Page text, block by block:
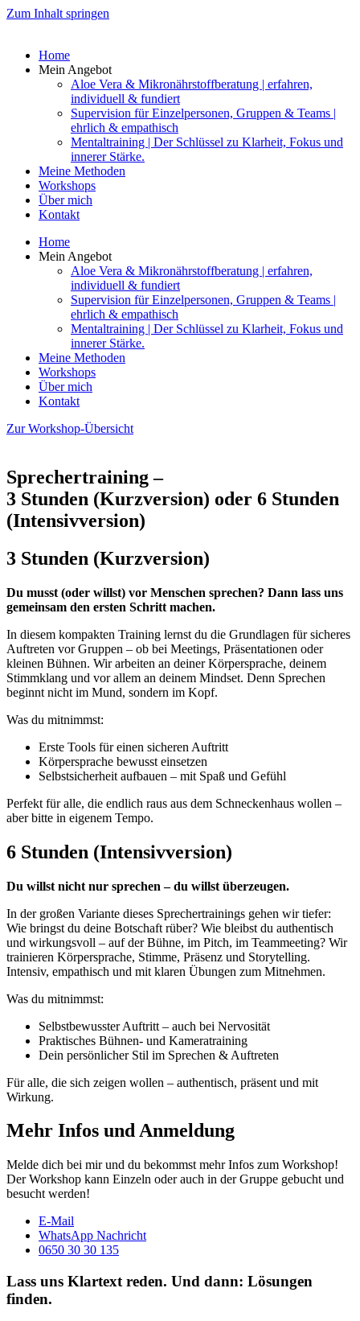
Zum Inhalt springen
Home
Mein Angebot
Aloe Vera & Mikronährstoffberatung | erfahren,
individuell & fundiert
Supervision für Einzelpersonen, Gruppen & Teams |
ehrlich & empathisch
Mentaltraining | Der Schlüssel zu Klarheit, Fokus und
innerer Stärke.
Meine Methoden
Workshops
Über mich
Kontakt
Home
Mein Angebot
Aloe Vera & Mikronährstoffberatung | erfahren,
individuell & fundiert
Supervision für Einzelpersonen, Gruppen & Teams |
ehrlich & empathisch
Mentaltraining | Der Schlüssel zu Klarheit, Fokus und
innerer Stärke.
Meine Methoden
Workshops
Über mich
Kontakt
Zur Workshop-Übersicht
Sprechertraining –
3 Stunden (Kurzversion) oder 6 Stunden
(Intensivversion)
3 Stunden (Kurzversion)
Du musst (oder willst) vor Menschen sprechen? Dann lass uns
gemeinsam den ersten Schritt machen.
In diesem kompakten Training lernst du die Grundlagen für sicheres
Auftreten vor Gruppen – ob bei Meetings, Präsentationen oder
kleinen Bühnen. Wir arbeiten an deiner Körpersprache, deinem
Stimmklang und vor allem an deinem Mindset. Denn Sprechen
beginnt nicht im Mund, sondern im Kopf.
Was du mitnimmst:
Erste Tools für einen sicheren Auftritt
Körpersprache bewusst einsetzen
Selbstsicherheit aufbauen – mit Spaß und Gefühl
Perfekt für alle, die endlich raus aus dem Schneckenhaus wollen –
aber bitte in eigenem Tempo.
6 Stunden (Intensivversion)
Du willst nicht nur sprechen – du willst überzeugen.
In der großen Variante dieses Sprechertrainings gehen wir tiefer:
Wie bringst du deine Botschaft rüber? Wie bleibst du authentisch
und wirkungsvoll – auf der Bühne, im Pitch, im Teammeeting? Wir
trainieren Körpersprache, Stimme, Präsenz und Storytelling.
Intensiv, empathisch und mit klaren Übungen zum Mitnehmen.
Was du mitnimmst:
Selbstbewusster Auftritt – auch bei Nervosität
Praktisches Bühnen- und Kameratraining
Dein persönlicher Stil im Sprechen & Auftreten
Für alle, die sich zeigen wollen – authentisch, präsent und mit
Wirkung.
Mehr Infos und Anmeldung
Melde dich bei mir und du bekommst mehr Infos zum Workshop!
Der Workshop kann Einzeln oder auch in der Gruppe gebucht und
besucht werden!
E-Mail
WhatsApp Nachricht
0650 30 30 135
Lass uns Klartext reden. Und dann: Lösungen
finden.